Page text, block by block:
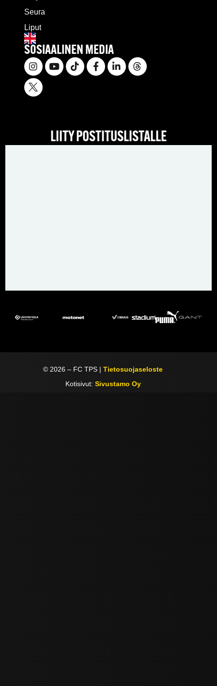
Seura
Liput
SOSIAALINEN MEDIA
LIITY POSTITUSLISTALLE
© 2026 – FC TPS |Tietosuojaseloste
Kotisivut: Sivustamo Oy